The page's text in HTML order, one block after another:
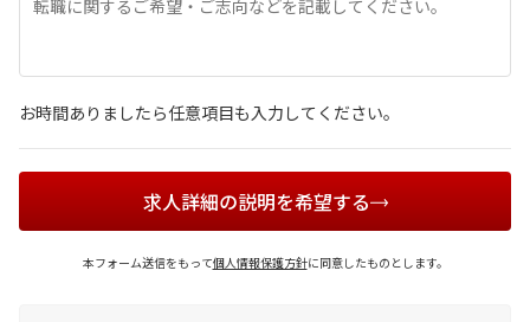
お時間ありましたら任意項目も入力してください。
求人詳細の説明を希望する
本フォーム送信をもって個人情報保護方針に同意したものとします。